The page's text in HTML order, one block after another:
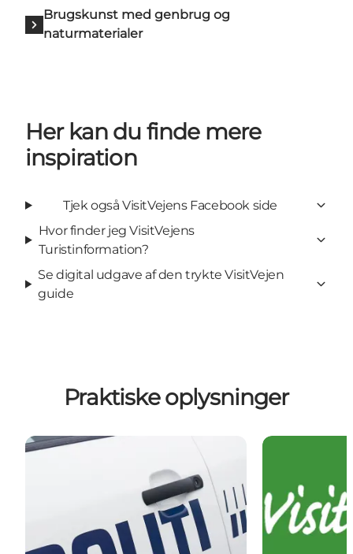
Brugskunst med genbrug og
naturmaterialer
Her kan du finde mere
inspiration
Tjek også VisitVejens Facebook side
Hvor finder jeg VisitVejens
Turistinformation?
Se digital udgave af den trykte VisitVejen
guide
Praktiske oplysninger
Praktisk information A-Z lokalt Visit Vejen